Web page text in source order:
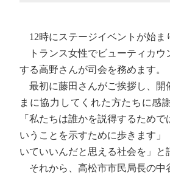
12時にステージイベントが始ま
トランス女性でビューティカウ
する高野さんが司会を務めます。
最初に藤田さんがご挨拶し、開
まに協力してくれた方たちに感
「私たちは誰かを説得するため
いうことを示すために歩きます」
いていいんだと思える社会を」と
それから、高松市市民局長の中